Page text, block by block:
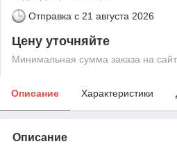
Отправка с 21 августа 2026
Цену уточняйте
Минимальная сумма заказа на
Описание Характеристики
Описание